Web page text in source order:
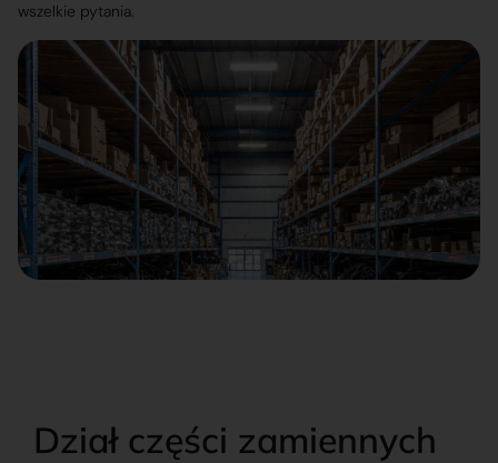
wszelkie pytania.
Dział części zamiennych